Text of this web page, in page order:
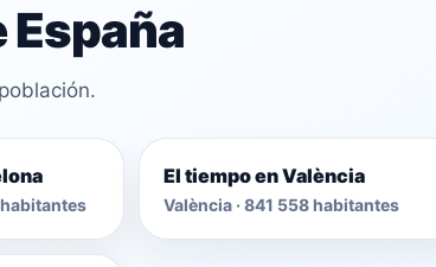
habitantes
El tiempo en València
València · 841 558 habitantes